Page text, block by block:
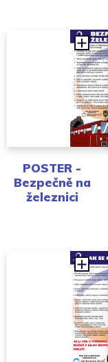
POSTER -
Bezpečně na
železnici